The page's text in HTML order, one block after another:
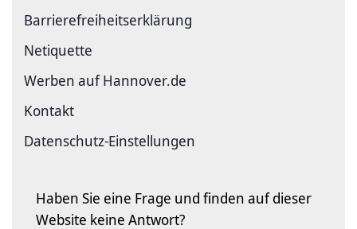
Barriere­freiheits­erklärung
Netiquette
Werben auf Hannover.de
Kontakt
Datenschutz-Einstellungen
Haben Sie eine Frage und finden auf dieser
Website keine Antwort?